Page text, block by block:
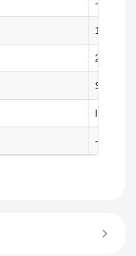
-32 dBm
1:64
20 км
SC/UPC
ITU-T
-5 ...